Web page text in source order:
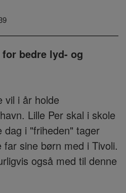
bedre lyd- og
vil i år holde
Lille Per skal i skole
i "friheden" tager
sine børn med i Tivoli.
også med til denne